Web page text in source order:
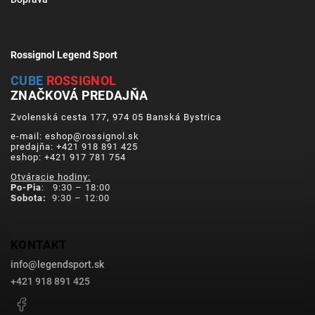
Rossignol Legend Sport
CUBE ROSSIGNOL
ZNAČKOVÁ PREDAJŇA
Zvolenská cesta 177, 974 05 Banská Bystrica
e-mail: eshop@rossignol.sk
predajňa: +421 918 891 425
eshop: +421 917 781 754
Otváracie hodiny:
Po-Pia: 9:30 – 18:00
Sobota:
9:30 – 12:00
KONTAKT
info@ legendsport.sk
+421 918 891 425